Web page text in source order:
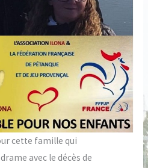
cette famille qui
avec le décès de